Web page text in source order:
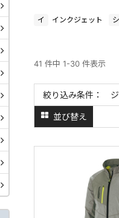
イ インクジェット シ
41 件中 1-30 件表示
絞り込み条件： ジ
並び替え